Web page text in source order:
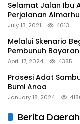
Selamat Jalan Ibu
Perjalanan
Terakhir
July 13, 2021 4613
Melalui Skenario
Pembunuh
April 17, 2024 4385
Prosesi Adat
Bumi Anoa
January 18, 2024
Berita Daerah